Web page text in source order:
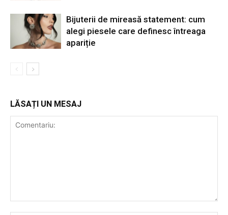
Bijuterii de mireasă statement: cum
alegi piesele care definesc întreaga
apariție
LĂSAȚI UN MESAJ